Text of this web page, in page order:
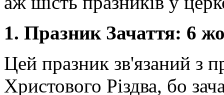
1. Празник Зачаття: 6
Цей празник зв'язаний з
Христового Різдва, бо